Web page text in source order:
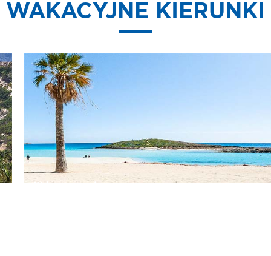
WAKACYJNE KIERUNKI
CYPR - REGION LARNAKA
Cypr to gościnna, egzotyczna wyspa położona na przecięciu szlaków
łączących Azję, Afrykę i Europę. Ta sporych rozmiarów wyspa
poszczycić się może najbardziej słonecznym klimatem w basenie
Śródziemnego.. Według legendy, to tutaj narodziła się grecka bogini
Afrodyta.
Wakacje z morskiej piany